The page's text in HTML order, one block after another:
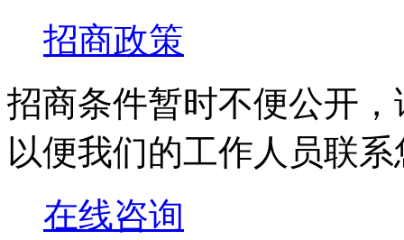
招商政策
招商条件暂时不便公开
以便我们的工作人员联
在线咨询